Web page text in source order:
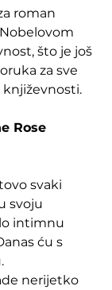
roman
što je još
za sve
Rose
svaki
svoju
intimnu
ću s
nerijetko